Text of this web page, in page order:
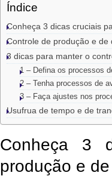
Índice
Conheça 3 dicas cruciais
Controle de produção e de
3 dicas para manter o
1 – Defina os processos
2 – Tenha processos de
3 – Faça ajustes nos
Usufrua de tempo e de
Conheça 3
produção e